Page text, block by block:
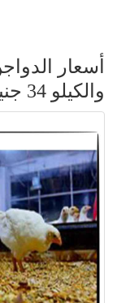
أسعار
والكيلو 34 جنيها فى المزرعة